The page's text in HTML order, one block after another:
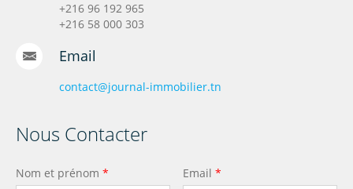
+216 96 192 965
+216 58 000 303
Email
contact@journal-immobilier.tn
Nous Contacter
Nom et prénom * Email*